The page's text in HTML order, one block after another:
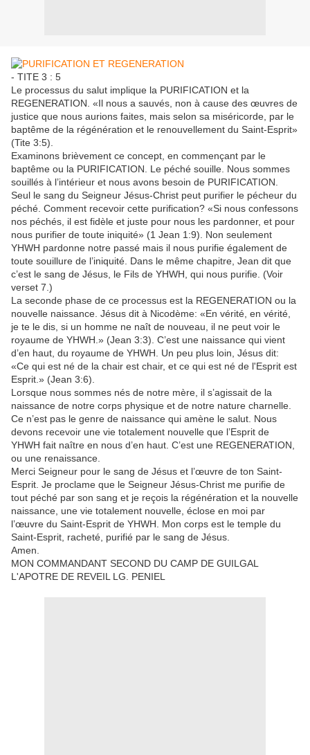
- TITE 3 : 5
Le processus du salut implique la PURIFICATION et la
REGENERATION. «Il nous a sauvés, non à cause des œuvres de
justice que nous aurions faites, mais selon sa miséricorde, par le
baptême de la régénération et le renouvellement du Saint-Esprit»
(Tite 3:5).
Examinons brièvement ce concept, en commençant par le
baptême ou la PURIFICATION. Le péché souille. Nous sommes
souillés à l’intérieur et nous avons besoin de PURIFICATION.
Seul le sang du Seigneur Jésus-Christ peut purifier le pécheur du
péché. Comment recevoir cette purification? «Si nous confessons
nos péchés, il est fidèle et juste pour nous les pardonner, et pour
nous purifier de toute iniquité» (1 Jean 1:9). Non seulement
YHWH pardonne notre passé mais il nous purifie également de
toute souillure de l’iniquité. Dans le même chapitre, Jean dit que
c’est le sang de Jésus, le Fils de YHWH, qui nous purifie. (Voir
verset 7.)
La seconde phase de ce processus est la REGENERATION ou la
nouvelle naissance. Jésus dit à Nicodème: «En vérité, en vérité,
je te le dis, si un homme ne naît de nouveau, il ne peut voir le
royaume de YHWH.» (Jean 3:3). C’est une naissance qui vient
d’en haut, du royaume de YHWH. Un peu plus loin, Jésus dit:
«Ce qui est né de la chair est chair, et ce qui est né de l'Esprit est
Esprit.» (Jean 3:6).
Lorsque nous sommes nés de notre mère, il s’agissait de la
naissance de notre corps physique et de notre nature charnelle.
Ce n’est pas le genre de naissance qui amène le salut. Nous
devons recevoir une vie totalement nouvelle que l’Esprit de
YHWH fait naître en nous d’en haut. C’est une REGENERATION,
ou une renaissance.
Merci Seigneur pour le sang de Jésus et l’œuvre de ton Saint-
Esprit. Je proclame que le Seigneur Jésus-Christ me purifie de
tout péché par son sang et je reçois la régénération et la nouvelle
naissance, une vie totalement nouvelle, éclose en moi par
l’œuvre du Saint-Esprit de YHWH. Mon corps est le temple du
Saint-Esprit, racheté, purifié par le sang de Jésus.
Amen.
MON COMMANDANT SECOND DU CAMP DE GUILGAL
L'APOTRE DE REVEIL LG. PENIEL